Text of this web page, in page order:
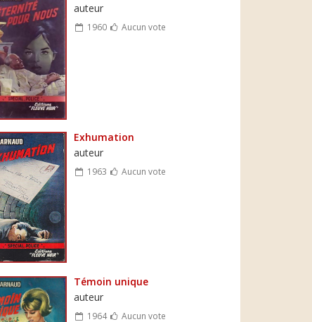
auteur
1960 Aucun vote
Exhumation
auteur
1963 Aucun vote
Témoin unique
auteur
1964 Aucun vote